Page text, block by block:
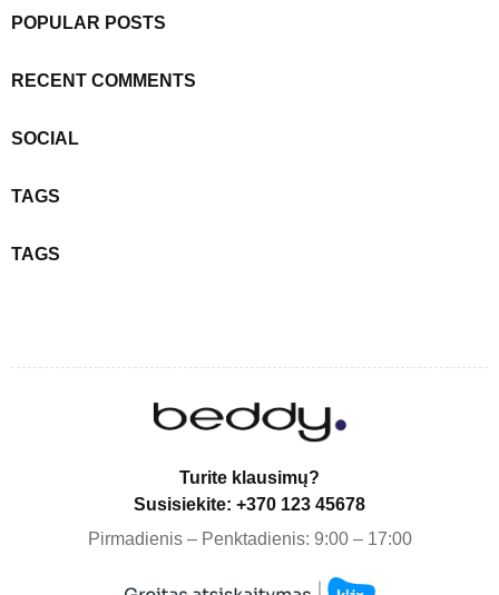
POPULAR POSTS
RECENT COMMENTS
SOCIAL
TAGS
TAGS
Turite klausimų?
Susisiekite: +370 123 45678
Pirmadienis – Penktadienis: 9:00 – 17:00